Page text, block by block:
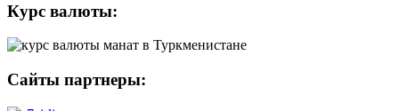
Курс валюты:
Сайты партнеры: